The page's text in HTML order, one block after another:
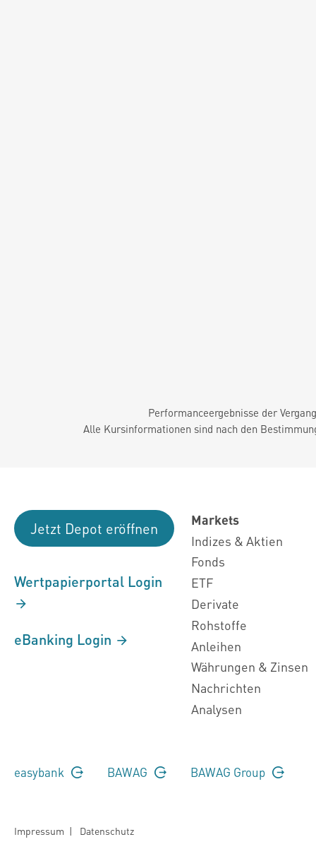
Performanceergebnisse der
Alle Kursinformationen sind nach den
Jetzt Depot eröffnen
Wertpapierportal Login
eBanking Login
Markets
Indizes & Aktien
Fonds
ETF
Derivate
Rohstoffe
Anleihen
Währungen & Zinsen
Nachrichten
Analysen
easybank BAWAG BAWAG Group
Impressum | Datenschutz